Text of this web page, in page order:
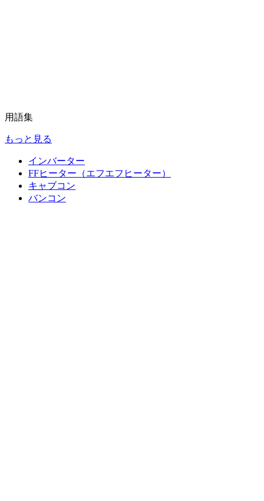
用語集
もっと見る
インバーター
FFヒーター（エフエフヒーター）
キャブコン
バンコン